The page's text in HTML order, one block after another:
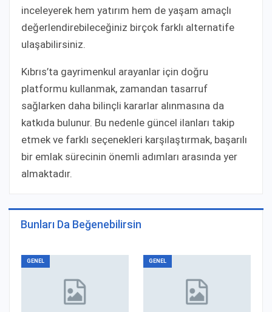
inceleyerek hem yatırım hem de yaşam amaçlı
değerlendirebileceğiniz birçok farklı alternatife
ulaşabilirsiniz.
Kıbrıs’ta gayrimenkul arayanlar için doğru
platformu kullanmak, zamandan tasarruf
sağlarken daha bilinçli kararlar alınmasına da
katkıda bulunur. Bu nedenle güncel ilanları takip
etmek ve farklı seçenekleri karşılaştırmak, başarılı
bir emlak sürecinin önemli adımları arasında yer
almaktadır.
Bunları Da Beğenebilirsin
GENEL GENEL